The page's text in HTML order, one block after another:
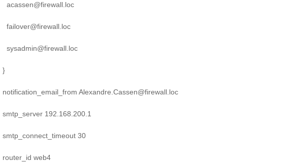
acassen@firewall.loc
failover@firewall.loc
sysadmin@firewall.loc
}
notification_email_from Alexandre.Cassen@firewall.loc
smtp_server 192.168.200.1
smtp_connect_timeout 30
router_id web4